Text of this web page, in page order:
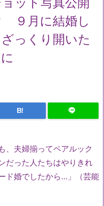
９月に結婚し
っくり開いた
B!
、夫婦揃ってペアルック
だった人たちはやりきれ
ド婚でしたから…」（芸能